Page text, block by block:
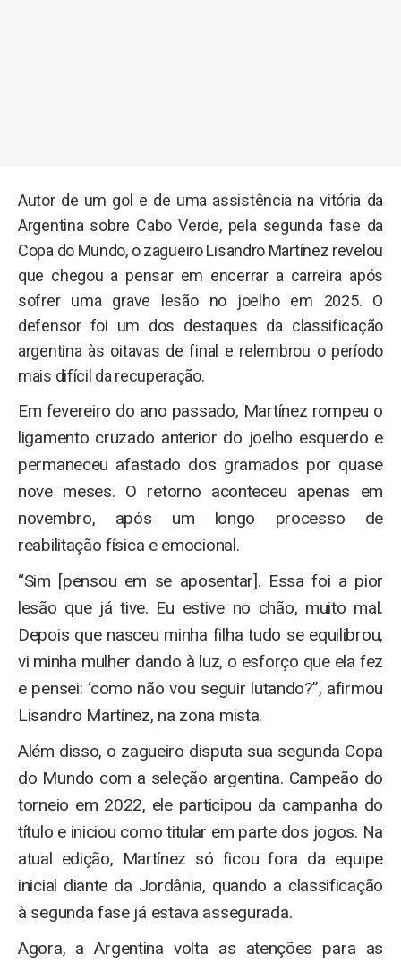
Autor de um gol e de uma assistência na vitória da
Argentina sobre Cabo Verde, pela segunda fase da
Copa do Mundo, o zagueiro Lisandro Martínez revelou
que chegou a pensar em encerrar a carreira após
sofrer uma grave lesão no joelho em 2025. O
defensor foi um dos destaques da classificação
argentina às oitavas de final e relembrou o período
mais difícil da recuperação.
Em fevereiro do ano passado, Martínez rompeu o
ligamento cruzado anterior do joelho esquerdo e
permaneceu afastado dos gramados por quase
nove meses. O retorno aconteceu apenas em
novembro, após um longo processo de
reabilitação física e emocional.
“Sim [pensou em se aposentar]. Essa foi a pior
lesão que já tive. Eu estive no chão, muito mal.
Depois que nasceu minha filha tudo se equilibrou,
vi minha mulher dando à luz, o esforço que ela fez
e pensei: ‘como não vou seguir lutando?”, afirmou
Lisandro Martínez, na zona mista.
Além disso, o zagueiro disputa sua segunda Copa
do Mundo com a seleção argentina. Campeão do
torneio em 2022, ele participou da campanha do
título e iniciou como titular em parte dos jogos. Na
atual edição, Martínez só ficou fora da equipe
inicial diante da Jordânia, quando a classificação
à segunda fase já estava assegurada.
Agora, a Argentina volta as atenções para as